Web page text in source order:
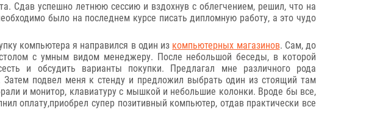
Сдав успешно летнюю сессию и вздохнув с облегчением, решил, что на
было на последнем курсе писать дипломную работу, а это чудо
компьютера я направился в один из компьютерных магазинов. Сам, до
с умным видом менеджеру. После небольшой беседы, в которой
и обсудить варианты покупки. Предлагал мне различного рода
подвел меня к стенду и предложил выбрать один из стоящий там
и монитор, клавиатуру с мышкой и небольшие колонки. Вроде бы все,
оплату,приобрел супер позитивный компьютер, отдав практически все